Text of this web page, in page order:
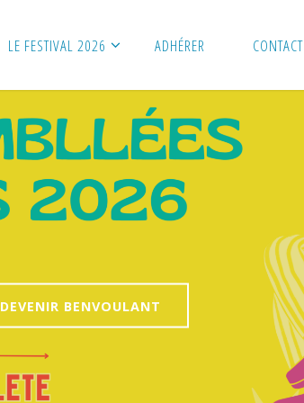
LE FESTIVAL 2026 ADHÉRER CONTACT
DEVENIR BENVOULANT